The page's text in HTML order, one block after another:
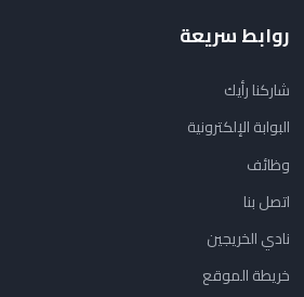
روابط سريعة
شاركنا رأيك
البوابة الإلكترونية
وظائف
اتصل بنا
نادي الخريجين
خريطة الموقع